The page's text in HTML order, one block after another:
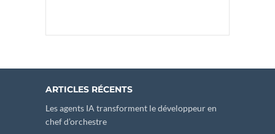
ARTICLES RÉCENTS
Les agents IA transforment le développeur en
chef d’orchestre